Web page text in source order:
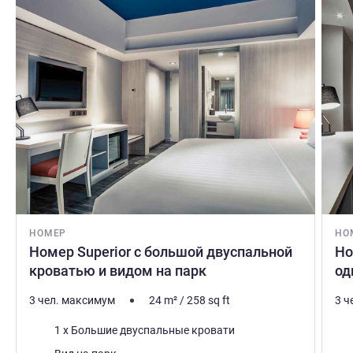
НОМЕР
Номер Superior с большой двуспальной
кроватью и видом на парк
3 чел. максимум 24 m²/258 sq ft
Постель1 x Большие двуспальные кровати
3